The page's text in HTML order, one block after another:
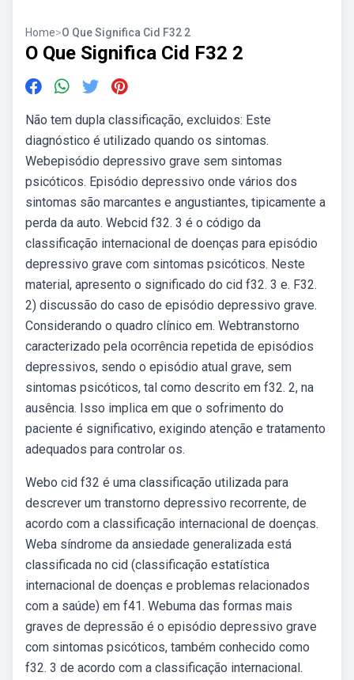
Home>O Que Significa Cid F32 2
O Que Significa Cid F32 2
Não tem dupla classificação, excluidos: Este
diagnóstico é utilizado quando os sintomas.
Webepisódio depressivo grave sem sintomas
psicóticos. Episódio depressivo onde vários dos
sintomas são marcantes e angustiantes, tipicamente a
perda da auto. Webcid f32. 3 é o código da
classificação internacional de doenças para episódio
depressivo grave com sintomas psicóticos. Neste
material, apresento o significado do cid f32. 3 e. F32.
2) discussão do caso de episódio depressivo grave.
Considerando o quadro clínico em. Webtranstorno
caracterizado pela ocorrência repetida de episódios
depressivos, sendo o episódio atual grave, sem
sintomas psicóticos, tal como descrito em f32. 2, na
ausência. Isso implica em que o sofrimento do
paciente é significativo, exigindo atenção e tratamento
adequados para controlar os.
Webo cid f32 é uma classificação utilizada para
descrever um transtorno depressivo recorrente, de
acordo com a classificação internacional de doenças.
Weba síndrome da ansiedade generalizada está
classificada no cid (classificação estatística
internacional de doenças e problemas relacionados
com a saúde) em f41. Webuma das formas mais
graves de depressão é o episódio depressivo grave
com sintomas psicóticos, também conhecido como
f32. 3 de acordo com a classificação internacional.